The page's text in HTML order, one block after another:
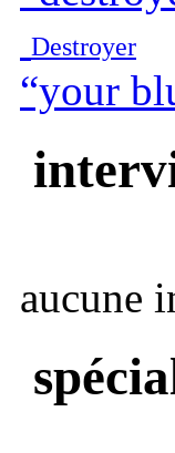
Destroyer
“your
aucune